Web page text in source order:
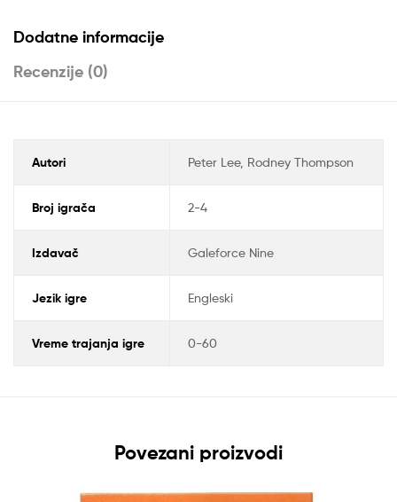
Dodatne informacije
Recenzije (0)
Autori Peter Lee, Rodney Thompson
Broj igrača 2-4
Izdavač Galeforce Nine
Jezik igre Engleski
Vreme trajanja igre 0-60
Povezani proizvodi